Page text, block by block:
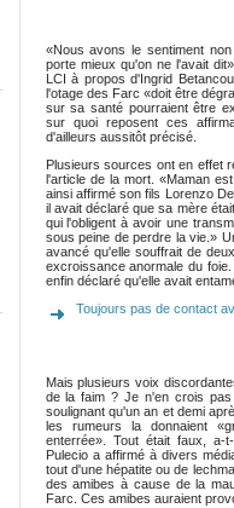
«Nous avons le sentiment
porte mieux qu'on ne l'avait
LCI à propos d'Ingrid
l'otage des Farc «doit être
sur sa santé pourraient être
sur quoi reposent ces
d'ailleurs aussitôt précisé.
Plusieurs sources ont en effet
l'article de la mort. «Maman
ainsi affirmé son fils Lorenzo
il avait déclaré que sa mère
qui l'obligent à avoir une
sous peine de perdre la vie.»
avancé qu'elle souffrait de
excroissance anormale du
enfin déclaré qu'elle avait
Toujours pas de contact
Mais plusieurs voix
de la faim ? Je n'en crois
soulignant qu'un an et demi
les rumeurs la donnaient
enterrée». Tout était faux, a-
Pulecio a affirmé à divers
tout d'une hépatite ou de
des amibes à cause de la
Farc. Ces amibes auraient